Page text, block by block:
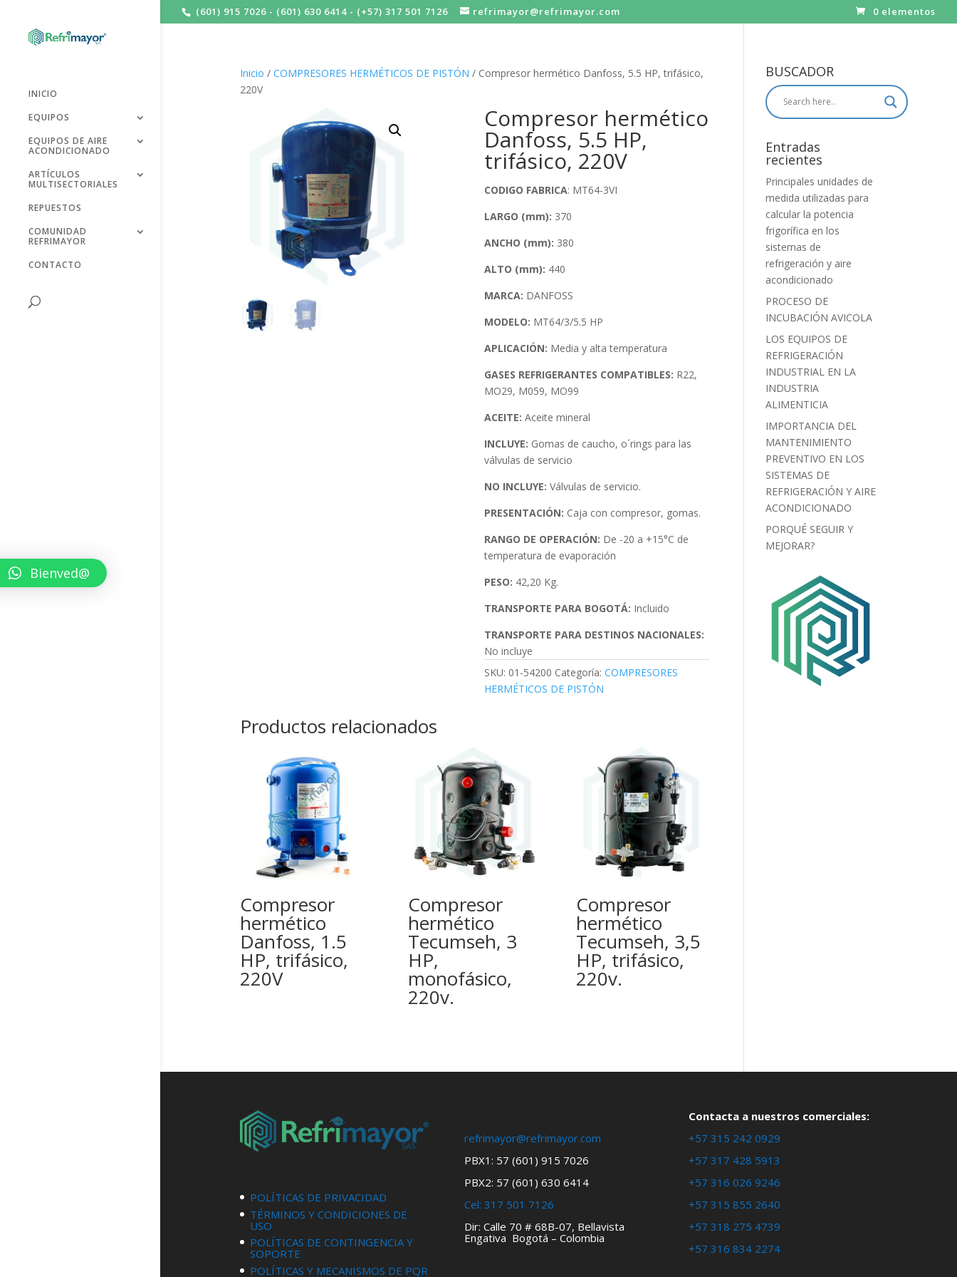
(601) 915 7026 - (601) 630 6414 - (+57) 317 501 7126 refrimayor@refrimayor.com 0 elementos
INICIO
EQUIPOS
EQUIPOS DE AIRE
ACONDICIONADO
ARTÍCULOS
MULTISECTORIALES
REPUESTOS
COMUNIDAD
REFRIMAYOR
CONTACTO
Inicio / COMPRESORES HERMÉTICOS DE PISTÓN / Compresor hermético Danfoss, 5.5 HP, trifásico,
220V
Compresor hermético
Danfoss, 5.5 HP,
trifásico, 220V
CODIGO FABRICA: MT64-3VI
LARGO (mm): 370
ANCHO (mm): 380
ALTO (mm): 440
MARCA: DANFOSS
MODELO: MT64/3/5.5 HP
APLICACIÓN: Media y alta temperatura
GASES REFRIGERANTES COMPATIBLES: R22,
MO29, M059, MO99
ACEITE: Aceite mineral
INCLUYE: Gomas de caucho, o´rings para las
válvulas de servicio
NO INCLUYE: Válvulas de servicio.
PRESENTACIÓN: Caja con compresor, gomas.
RANGO DE OPERACIÓN: De -20 a +15°C de
temperatura de evaporación
PESO: 42,20 Kg.
TRANSPORTE PARA BOGOTÁ: Incluido
TRANSPORTE PARA DESTINOS NACIONALES:
No incluye
SKU: 01-54200 Categoría: COMPRESORES
HERMÉTICOS DE PISTÓN
Productos relacionados
Compresor
hermético
Danfoss, 1.5
HP, trifásico,
220V
Compresor
hermético
Tecumseh, 3
HP,
monofásico,
220v.
Compresor
hermético
Tecumseh, 3,5
HP, trifásico,
220v.
BUSCADOR
Entradas
recientes
Principales unidades de
medida utilizadas para
calcular la potencia
frigorífica en los
sistemas de
refrigeración y aire
acondicionado
PROCESO DE
INCUBACIÓN AVICOLA
LOS EQUIPOS DE
REFRIGERACIÓN
INDUSTRIAL EN LA
INDUSTRIA
ALIMENTICIA
IMPORTANCIA DEL
MANTENIMIENTO
PREVENTIVO EN LOS
SISTEMAS DE
REFRIGERACIÓN Y AIRE
ACONDICIONADO
PORQUÉ SEGUIR Y
MEJORAR?
POLÍTICAS DE PRIVACIDAD
TÉRMINOS Y CONDICIONES DE
USO
POLÍTICAS DE CONTINGENCIA Y
SOPORTE
POLÍTICAS Y MECANISMOS DE PQR
refrimayor@refrimayor.com
PBX1: 57 (601) 915 7026
PBX2: 57 (601) 630 6414
Cel: 317 501 7126
Dir: Calle 70 # 68B-07, Bellavista
Engativa Bogotá – Colombia
Contacta a nuestros comerciales:
+57 315 242 0929
+57 317 428 5913
+57 316 026 9246
+57 315 855 2640
+57 318 275 4739
+57 316 834 2274
Bienved@